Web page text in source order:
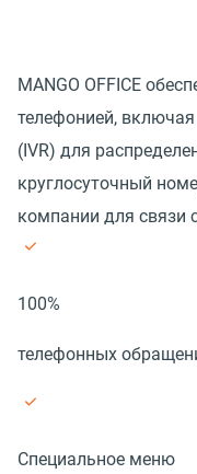
MANGO OFFICE
телефонией,
(IVR) для
круглосуточный
компании для связи
100%
телефонных
Специальное меню